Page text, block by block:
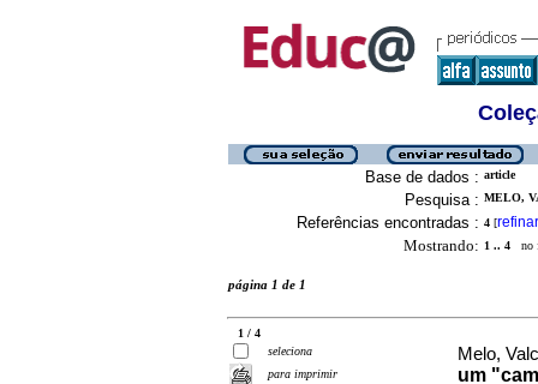
Base de dados : article
Pesquisa : MELO,
Referências encontradas : 4 [refinar
Mostrando: 1 .. 4 no
página 1 de 1
1 / 4
seleciona
para imprimir
Melo,
um